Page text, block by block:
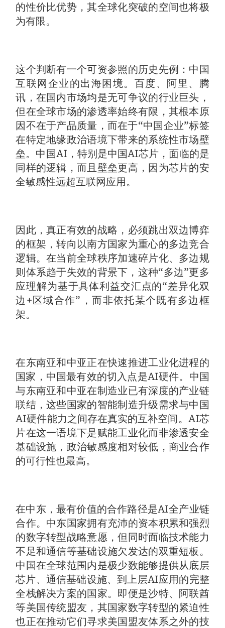
的性价比优势，其全球化突破的空间也将极
为有限。
这个判断有一个可资参照的历史先例：中国
互联网企业的出海困境。百度、阿里、腾
讯，在国内市场均是无可争议的行业巨头，
但在全球市场的渗透率始终有限，其根本原
因不在于产品质量，而在于“中国企业”标签
在特定地缘政治语境下带来的系统性市场壁
垒。中国AI，特别是中国AI芯片，面临的是
同样的逻辑，而且壁垒更高，因为芯片的安
全敏感性远超互联网应用。
因此，真正有效的战略，必须跳出双边博弈
的框架，转向以南方国家为重心的多边竞合
逻辑。在当前全球秩序加速碎片化、多边规
则体系趋于失效的背景下，这种“多边”更多
应理解为基于具体利益交汇点的“差异化双
边+区域合作”，而非依托某个既有多边框
架。
在东南亚和中亚正在快速推进工业化进程的
国家，中国最有效的切入点是AI硬件。中国
与东南亚和中亚在制造业已有深度的产业链
联结，这些国家的智能制造升级需求与中国
AI硬件能力之间存在真实的互补空间。AI芯
片在这一语境下是赋能工业化而非渗透安全
基础设施，政治敏感度相对较低，商业合作
的可行性也最高。
在中东，最有价值的合作路径是AI全产业链
合作。中东国家拥有充沛的资本积累和强烈
的数字转型战略意愿，但同时面临技术能力
不足和通信等基础设施欠发达的双重短板。
中国在全球范围内是极少数能够提供从底层
芯片、通信基础设施、到上层AI应用的完整
全栈解决方案的国家。即便是沙特、阿联酋
等美国传统盟友，其国家数字转型的紧迫性
也正在推动它们寻求美国盟友体系之外的技